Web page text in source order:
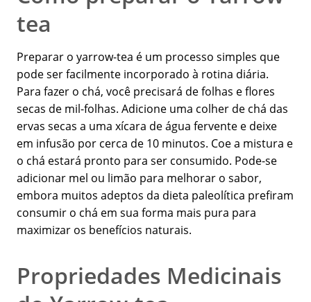
tea
Preparar o yarrow-tea é um processo simples que
pode ser facilmente incorporado à rotina diária.
Para fazer o chá, você precisará de folhas e flores
secas de mil-folhas. Adicione uma colher de chá das
ervas secas a uma xícara de água fervente e deixe
em infusão por cerca de 10 minutos. Coe a mistura e
o chá estará pronto para ser consumido. Pode-se
adicionar mel ou limão para melhorar o sabor,
embora muitos adeptos da dieta paleolítica prefiram
consumir o chá em sua forma mais pura para
maximizar os benefícios naturais.
Propriedades Medicinais